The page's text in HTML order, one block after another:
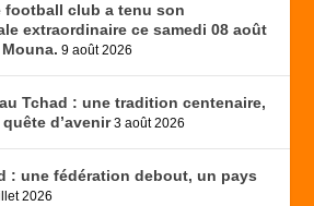
football club a tenu son
extraordinaire ce samedi 08 août
9 août 2026
Tchad : une tradition centenaire,
d’avenir 3 août 2026
: une fédération debout, un pays
2026